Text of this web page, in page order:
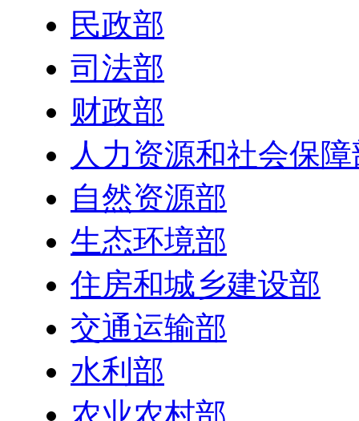
民政部
司法部
财政部
人力资源和社会保
自然资源部
生态环境部
住房和城乡建设部
交通运输部
水利部